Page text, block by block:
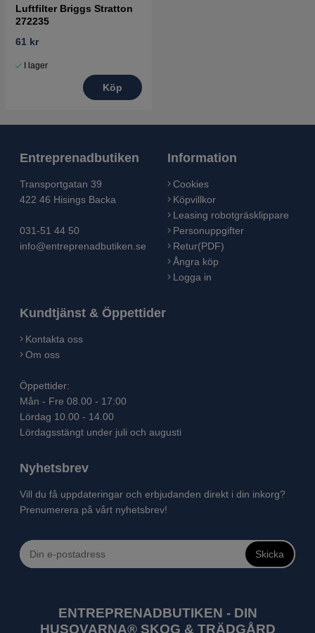
Luftfilter Briggs Stratton
272235
61 kr
I lager
Köp
Entreprenadbutiken
Transportgatan 39
422 46 Hisings Backa
031-51 44 50
info@entreprenadbutiken.se
Information
Cookies
Köpvillkor
Leasing robotgräsklippare
Personuppgifter
Retur(PDF)
Ångra köp
Logga in
Kundtjänst & Öppettider
Kontakta oss
Om oss
Öppettider:
Mån - Fre 08.00 - 17:00
Lördag 10.00 - 14.00
Lördagsstängt under juli och augusti
Nyhetsbrev
Vill du få uppdateringar och erbjudanden direkt i din inkorg?
Prenumerera på vårt nyhetsbrev!
Skicka
ENTREPRENADBUTIKEN - DIN
HUSQVARNA® SKOG & TRÄDGÅRD